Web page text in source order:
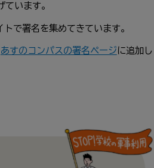
います。
で署名を集めてきています。
あすのコンパスの署名ページに追加し